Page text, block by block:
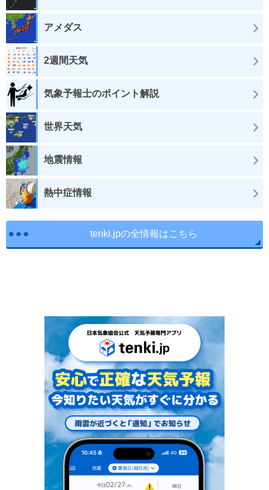
アメダス
2週間天気
気象予報士のポイント解説
世界天気
地震情報
熱中症情報
tenki.jpの全情報はこちら